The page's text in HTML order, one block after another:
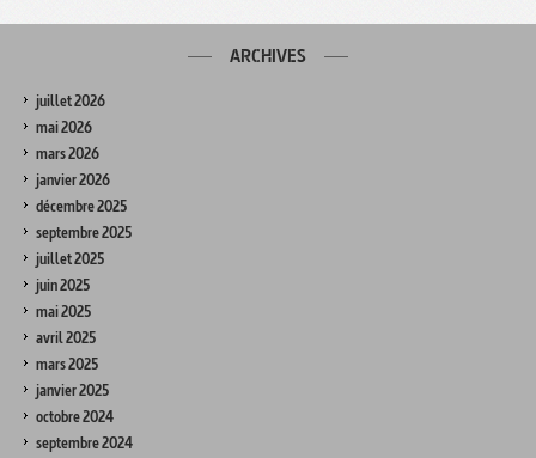
ARCHIVES
juillet 2026
mai 2026
mars 2026
janvier 2026
décembre 2025
septembre 2025
juillet 2025
juin 2025
mai 2025
avril 2025
mars 2025
janvier 2025
octobre 2024
septembre 2024